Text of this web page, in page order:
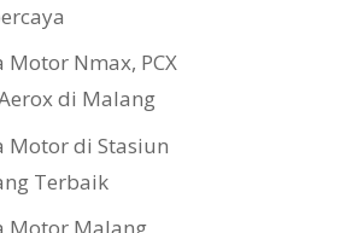
Motor Nmax, PCX
di Malang
Motor di Stasiun
Terbaik